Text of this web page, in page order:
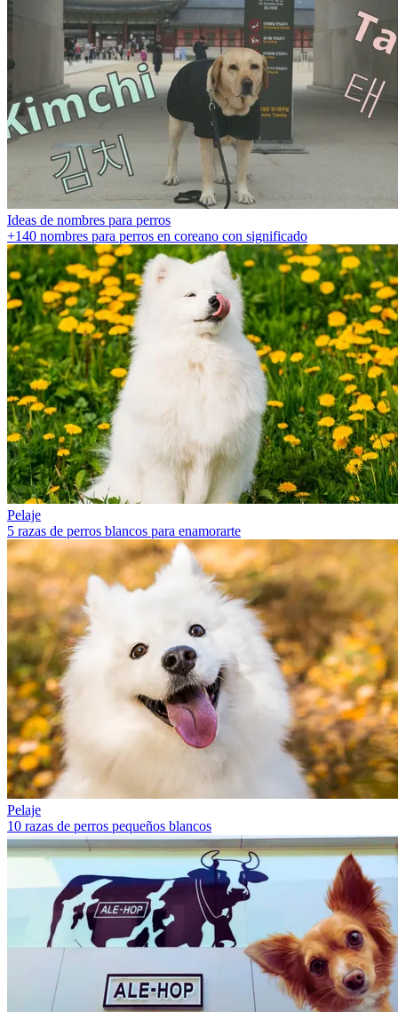
Ideas de nombres para perros
+140 nombres para perros en coreano con significado
Pelaje
5 razas de perros blancos para enamorarte
Pelaje
10 razas de perros pequeños blancos